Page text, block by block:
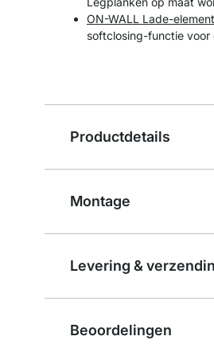
ON-WALL Lade-
softclosing-functie voor
Productdetails
Montage
Levering &
Beoordelingen